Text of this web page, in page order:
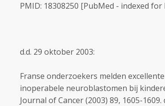
PMID: 18308250 [PubMed - indexed for
d.d. 29 oktober 2003:
Franse onderzoekers melden
inoperabele neuroblastomen bij
Journal of Cancer (2003) 89, 1605-1609.